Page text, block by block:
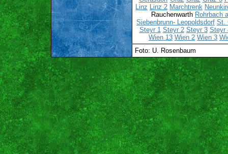
Linz Linz 2 Marchtrenk
Rauchenwarth Rohrbach
Siebenbrunn- Leopoldsdorf St.
Steyr 1 Steyr 2 Steyr 3 Steyr
Wien 13 Wien 2 Wien 3
Foto: U. Rosenbaum